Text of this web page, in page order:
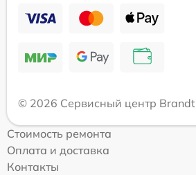
© 2026 Сервисный центр Brandt
Стоимость ремонта
Оплата и доставка
Контакты